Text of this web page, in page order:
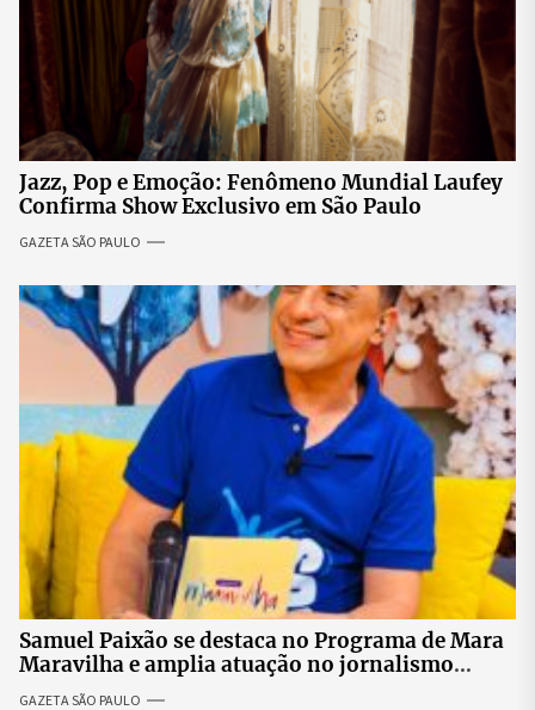
Jazz, Pop e Emoção: Fenômeno Mundial Laufey
Confirma Show Exclusivo em São Paulo
GAZETA SÃO PAULO
Samuel Paixão se destaca no Programa de Mara
Maravilha e amplia atuação no jornalismo
nacional
GAZETA SÃO PAULO